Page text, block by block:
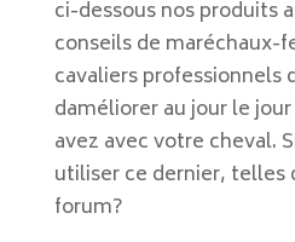
ci-dessous nos produits
conseils de maréchaux-
cavaliers professionnels
daméliorer au jour le
avez avec votre cheval.
utiliser ce dernier, telles
forum?